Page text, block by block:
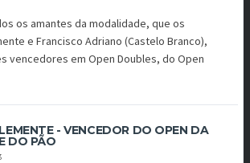
os amantes da modalidade, que os
e Francisco Adriano (Castelo Branco),
vencedores em Open Doubles, do Open
- VENCEDOR DO OPEN DA
DO PÃO